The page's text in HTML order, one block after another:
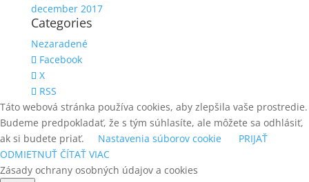
december 2017
Categories
Nezaradené
Facebook
X
RSS
Táto webová stránka používa cookies, aby zlepšila vaše prostredie.
Budeme predpokladať, že s tým súhlasíte, ale môžete sa odhlásiť,
ak si budete priať.
Nastavenia súborov cookie
PRIJAŤ
ODMIETNUŤ ČÍTAŤ VIAC
Zásady ochrany osobných údajov a cookies